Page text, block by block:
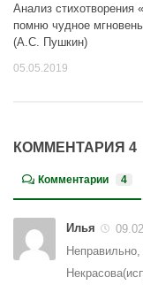
Анализ стихотворения
помню чудное
(А.С. Пушкин)
05.05.2019
КОММЕНТАРИЯ 4
Комментарии 4
Илья